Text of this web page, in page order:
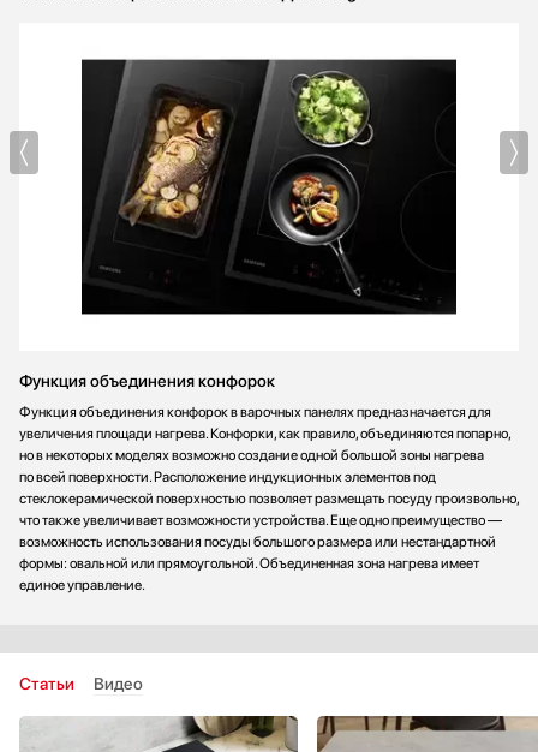
Функция объединения конфорок
Функция объединения конфорок в варочных панелях предназначается для
увеличения площади нагрева. Конфорки, как правило, объединяются попарно,
но в некоторых моделях возможно создание одной большой зоны нагрева
по всей поверхности. Расположение индукционных элементов под
стеклокерамической поверхностью позволяет размещать посуду произвольно,
что также увеличивает возможности устройства. Еще одно преимущество —
возможность использования посуды большого размера или нестандартной
формы: овальной или прямоугольной. Объединенная зона нагрева имеет
единое управление.
Статьи Видео